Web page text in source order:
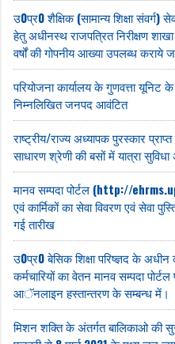
उ0प्र0 शैक्षिक (सामान्य शिक्षा
हेतु अधीनस्थ राजपत्रित निरीक्षण
वर्षों की गोपनीय आख्या उपलब्ध कराये
परियोजना कार्यालय के गुणवत्ता यूनिट
निम्नलिखित जनपद आवंटित
राष्ट्रीय/राज्य अध्यापक पुरस्कार
साधारण श्रेणी की बसों में यात्रा
मानव सम्पदा पोर्टल (http://
एवं कार्मिकों का सेवा विवरण एवं सेवा
गई तारीख
उ0प्र0 बेसिक शिक्षा परिष्ज्ञद के अधीन
कर्मचारियों का वेतन मानव सम्पदा
आॅनलाइन हस्तान्तरण के सम्बन्ध में।
मिशन शक्ति के अंतर्गत बालिकाओ की